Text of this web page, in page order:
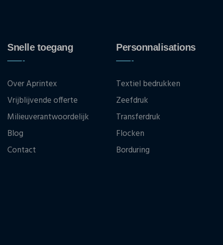
Snelle toegang
Over Aprintex
Vrijblijvende offerte
Milieuverantwoordelijk
Blog
Contact
Personnalisations
Textiel bedrukken
Zeefdruk
Transferdruk
Flocken
Borduring